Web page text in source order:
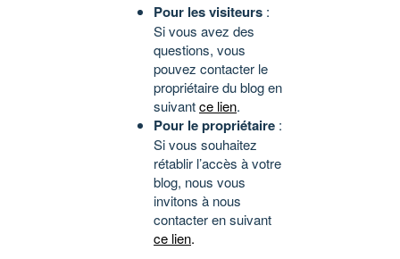
Pour les visiteurs :
Si vous avez des
questions, vous
pouvez contacter le
propriétaire du blog en
suivantce lien.
Pour le propriétaire :
Si vous souhaitez
rétablir l’accès à votre
blog, nous vous
invitons à nous
contacter en suivant
ce lien.